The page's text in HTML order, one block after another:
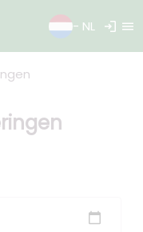
- NL login menu